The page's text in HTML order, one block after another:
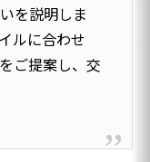
を説明しま
ルに合わせ
ご提案し、交